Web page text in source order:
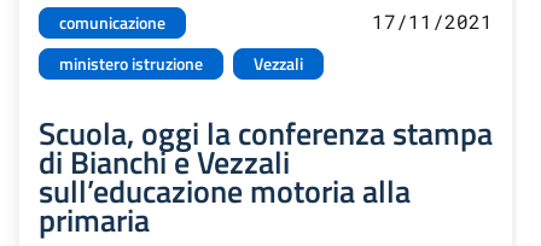
comunicazione
ministero istruzione
Vezzali
17/11/2021
Scuola, oggi la conferenza stampa
di Bianchi e Vezzali
sull’educazione motoria alla
primaria